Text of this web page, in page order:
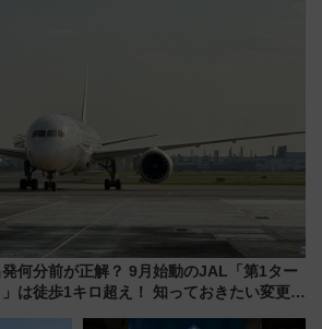
何分前が正解？ 9月始動のJAL「第1ター
は徒歩1キロ超え！ 知っておきたい変更点